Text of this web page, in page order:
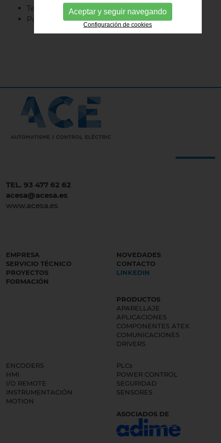
Teléfono: 934 77 62 62
Por email: ventas@acesa.es o acesa@acesa.es
TEL. 93 477 62 62
acesa@acesa.es
www.acesa.es
EMPRESA
SERVICIO TÉCNICO
PROYECTOS
FORMACIÓN
NOVEDADES
CONTACTO
LINKEDIN
PRODUCTOS
APARELLAJE
APLICACIONES
COMPONENTES ATEX
COMUNICACIONES
DRIVERS
ENCODERS
HMI
I/O REMOTE
INSTRUMENTACIÓN
MOTION
PLCs
POWER CONTROL
SEGURIDAD
SENSORES
ASOCIADOS DE
Aceptar y seguir navegando
Configuración de cookies